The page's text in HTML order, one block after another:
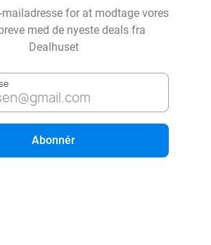
for at modtage vores
med de nyeste deals fra
Dealhuset
Abonnér